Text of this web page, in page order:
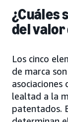
¿Cuáles
del valor
Los cinco
de marca
asociaciones
lealtad a la
patentados.